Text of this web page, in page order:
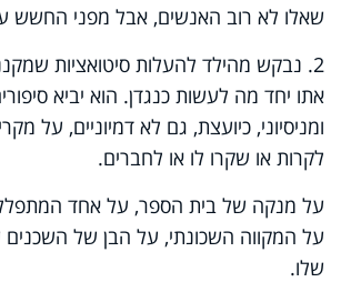
שאלו לא רוב האנשים, אבל מפני החשש
2. נבקש מהילד להעלות סיטואציות
אתו יחד מה לעשות כנגדן. הוא יביא
ומניסיוני, כיועצת, גם לא דמיוניים, על
לקרות או שקרו לו או לחברים.
על מנקה של בית הספר, על אחד
על המקווה השכונתי, על הבן של
שלו.